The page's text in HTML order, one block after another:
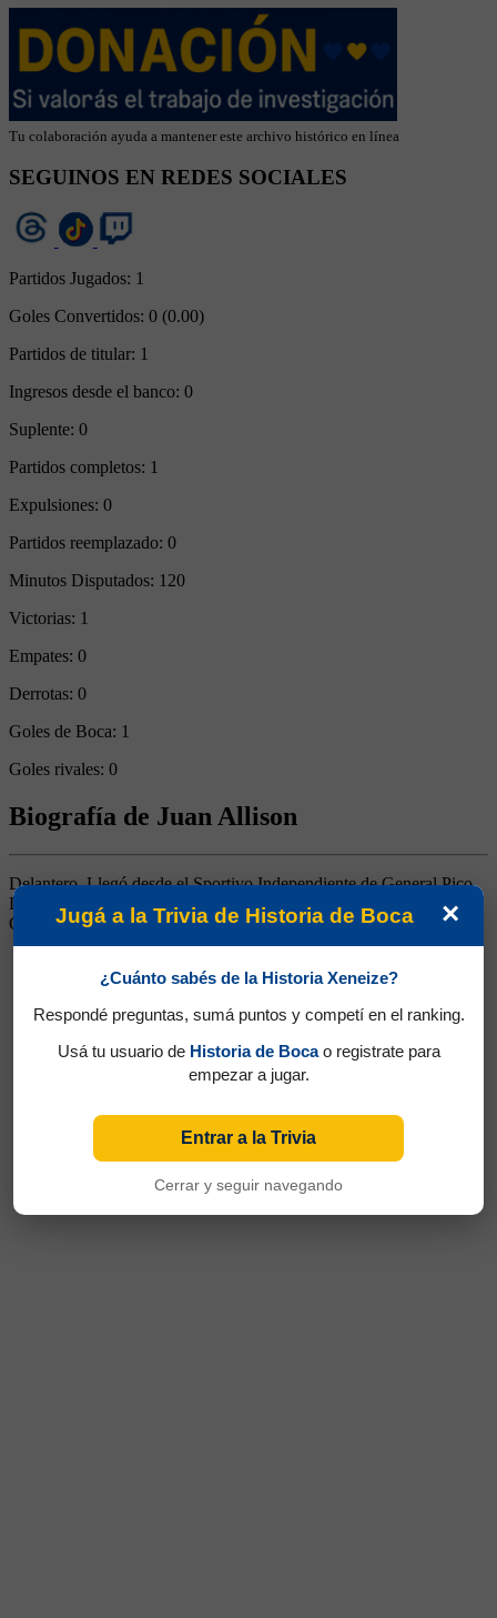
Tu colaboración ayuda a mantener este archivo histórico en línea
SEGUINOS EN REDES SOCIALES
Partidos Jugados: 1
Goles Convertidos: 0 (0.00)
Partidos de titular: 1
Ingresos desde el banco: 0
Suplente: 0
Partidos completos: 1
Expulsiones: 0
Partidos reemplazado: 0
Minutos Disputados: 120
Victorias: 1
Empates: 0
Derrotas: 0
Goles de Boca: 1
Goles rivales: 0
Biografía de Juan Allison
Delantero. Llegó desde el Sportivo Independiente de General Pico,
La Pampa. Jugó solo dos partidos, por la Copa Competencia y la
Copa Ramírez. Siguió en Ferro y en Los Andes
×
Jugá a la Trivia de Historia de Boca
¿Cuánto sabés de la Historia Xeneize?
Respondé preguntas, sumá puntos y competí en el ranking.
Usá tu usuario de Historia de Bocao registrate para
empezar a jugar.
Entrar a la Trivia
Cerrar y seguir navegando